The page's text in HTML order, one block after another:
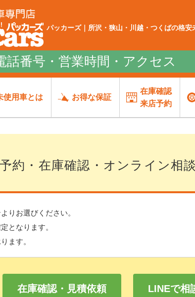
パッカーズ｜所沢・狭山・川越・つくばの格安
話番号・営業時間・アクセス
使用車とは お得な保証
在庫確認
来店予約
約・在庫確認・オンライン相談
りお選びください。
となります。
ます。
在庫確認・見積依頼 LINEで相